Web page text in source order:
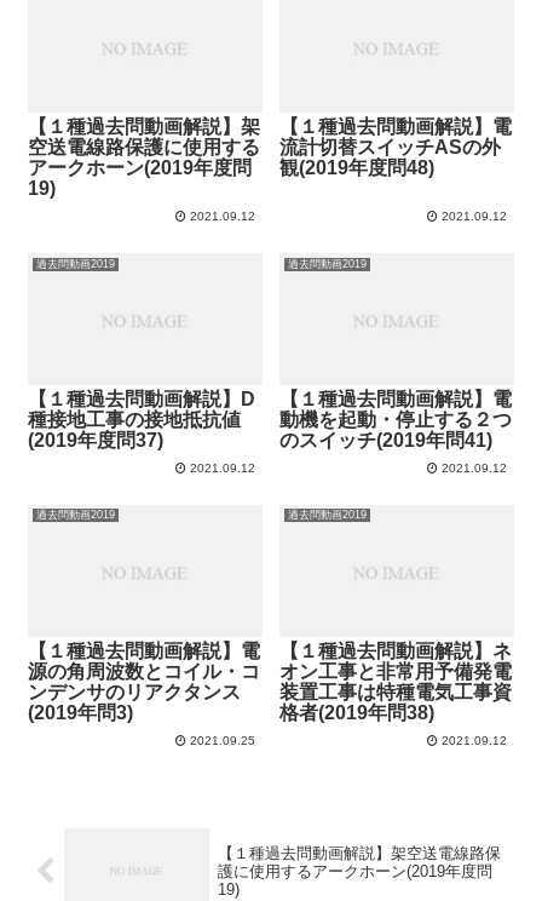
【１種過去問動画解説】架
空送電線路保護に使用する
アークホーン(2019年度問
19)
2021.09.12
【１種過去問動画解説】電
流計切替スイッチASの外
観(2019年度問48)
2021.09.12
過去問動画2019
【１種過去問動画解説】D
種接地工事の接地抵抗値
(2019年度問37)
2021.09.12
過去問動画2019
【１種過去問動画解説】電
動機を起動・停止する２つ
のスイッチ(2019年問41)
2021.09.12
過去問動画2019
【１種過去問動画解説】電
源の角周波数とコイル・コ
ンデンサのリアクタンス
(2019年問3)
2021.09.25
過去問動画2019
【１種過去問動画解説】ネ
オン工事と非常用予備発電
装置工事は特種電気工事資
格者(2019年問38)
2021.09.12
【１種過去問動画解説】架空送電線路保
護に使用するアークホーン(2019年度問
19)